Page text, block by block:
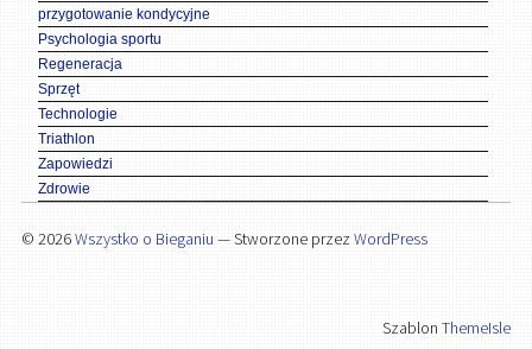
przygotowanie kondycyjne
Psychologia sportu
Regeneracja
Sprzęt
Technologie
Triathlon
Zapowiedzi
Zdrowie
© 2026Wszystko o Bieganiu — Stworzone przezWordPress
SzablonThemeIsle